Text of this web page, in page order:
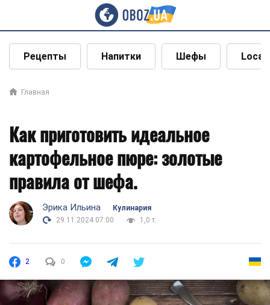
Рецепты Напитки Шефы Local
Главная
Как приготовить идеальное
картофельное пюре: золотые
правила от шефа.
Эрика Ильина
Кулинария
29.11.2024 07:00
1,0 т.
2 0